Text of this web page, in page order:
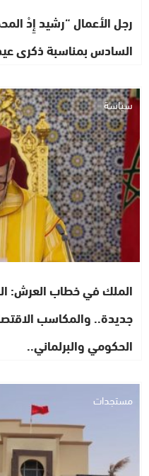
رجل الأعمال “رشيد إِدْ
السادس بمناسبة ذكرى
سياسة
الملك في خطاب العرش:
جديدة.. والمكاسب
الحكومي والبرلماني..
مستجدات